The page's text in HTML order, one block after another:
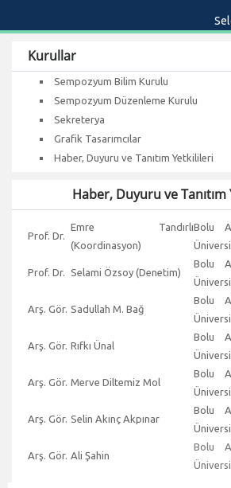
Kurullar
Sempozyum Bilim Kurulu
Sempozyum Düzenleme Kurulu
Sekreterya
Grafik Tasarımcılar
Haber, Duyuru ve Tanıtım Yetkilileri
Haber, Duyuru ve
Prof. Dr.
Emre Tandırlı
(Koordinasyon)
Bolu
Prof. Dr. Selami Özsoy (Denetim)
Bolu
Arş. Gör. Sadullah M. Bağ
Bolu
Arş. Gör. Rıfkı Ünal
Bolu
Arş. Gör. Merve Diltemiz Mol
Bolu
Arş. Gör. Selin Akınç Akpınar
Bolu
Arş. Gör. Ali Şahin
Bolu